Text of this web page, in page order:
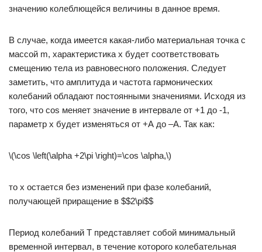
значению колеблющейся величины в данное время.
В случае, когда имеется какая-либо материальная точка с
массой m, характеристика х будет соответствовать
смещению тела из равновесного положения. Следует
заметить, что амплитуда и частота гармонических
колебаний обладают постоянными значениями. Исходя из
того, что cos меняет значение в интервале от +1 до -1,
параметр х будет изменяться от +А до –А. Так как:
\(\cos \left(\alpha +2\pi \right)=\cos \alpha,\)
то х остается без изменений при фазе колебаний,
получающей приращение в $$2\pi$$
Период колебаний Т представляет собой минимальный
временной интервал, в течение которого колебательная